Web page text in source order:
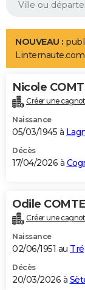
Aménagement
LIFESTYLE
Art de vivre
Bien-être
Loisirs
Mode
Modes de vie
Alimentation
Guide de la santé
Maladies
Médicaments
Sommeil
VOYAGE
Destinations
City break
Voyage nature
Voyage de noces
Forum
Climat
+PHOTO
GUIDES D'ACHAT
BONS PLANS
Carte de Noël
Carte Bonne année
Carte Saint-Valentin
Carte Pâques
Carte d'anniversaire
DICTIONNAIRE
Dictionnaire
Biographies
Citations
Expressions
Proverbes
PROGRAMME TV
S'inscrire
Se connecter
Lycées
Collèges
Primaires
Universités
Entreprises
Service militaire
Avis de recherche
AVIS DE DÉCÈS
NOUVEAU :
Linternaute.com
Nicole
Créer une
Naissance
05/03/1945 à
Décès
17/04/2026 à
Odile
Créer une
Naissance
02/06/1951 au
Décès
20/03/2026 à